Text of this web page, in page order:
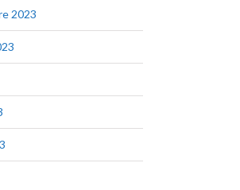
2023